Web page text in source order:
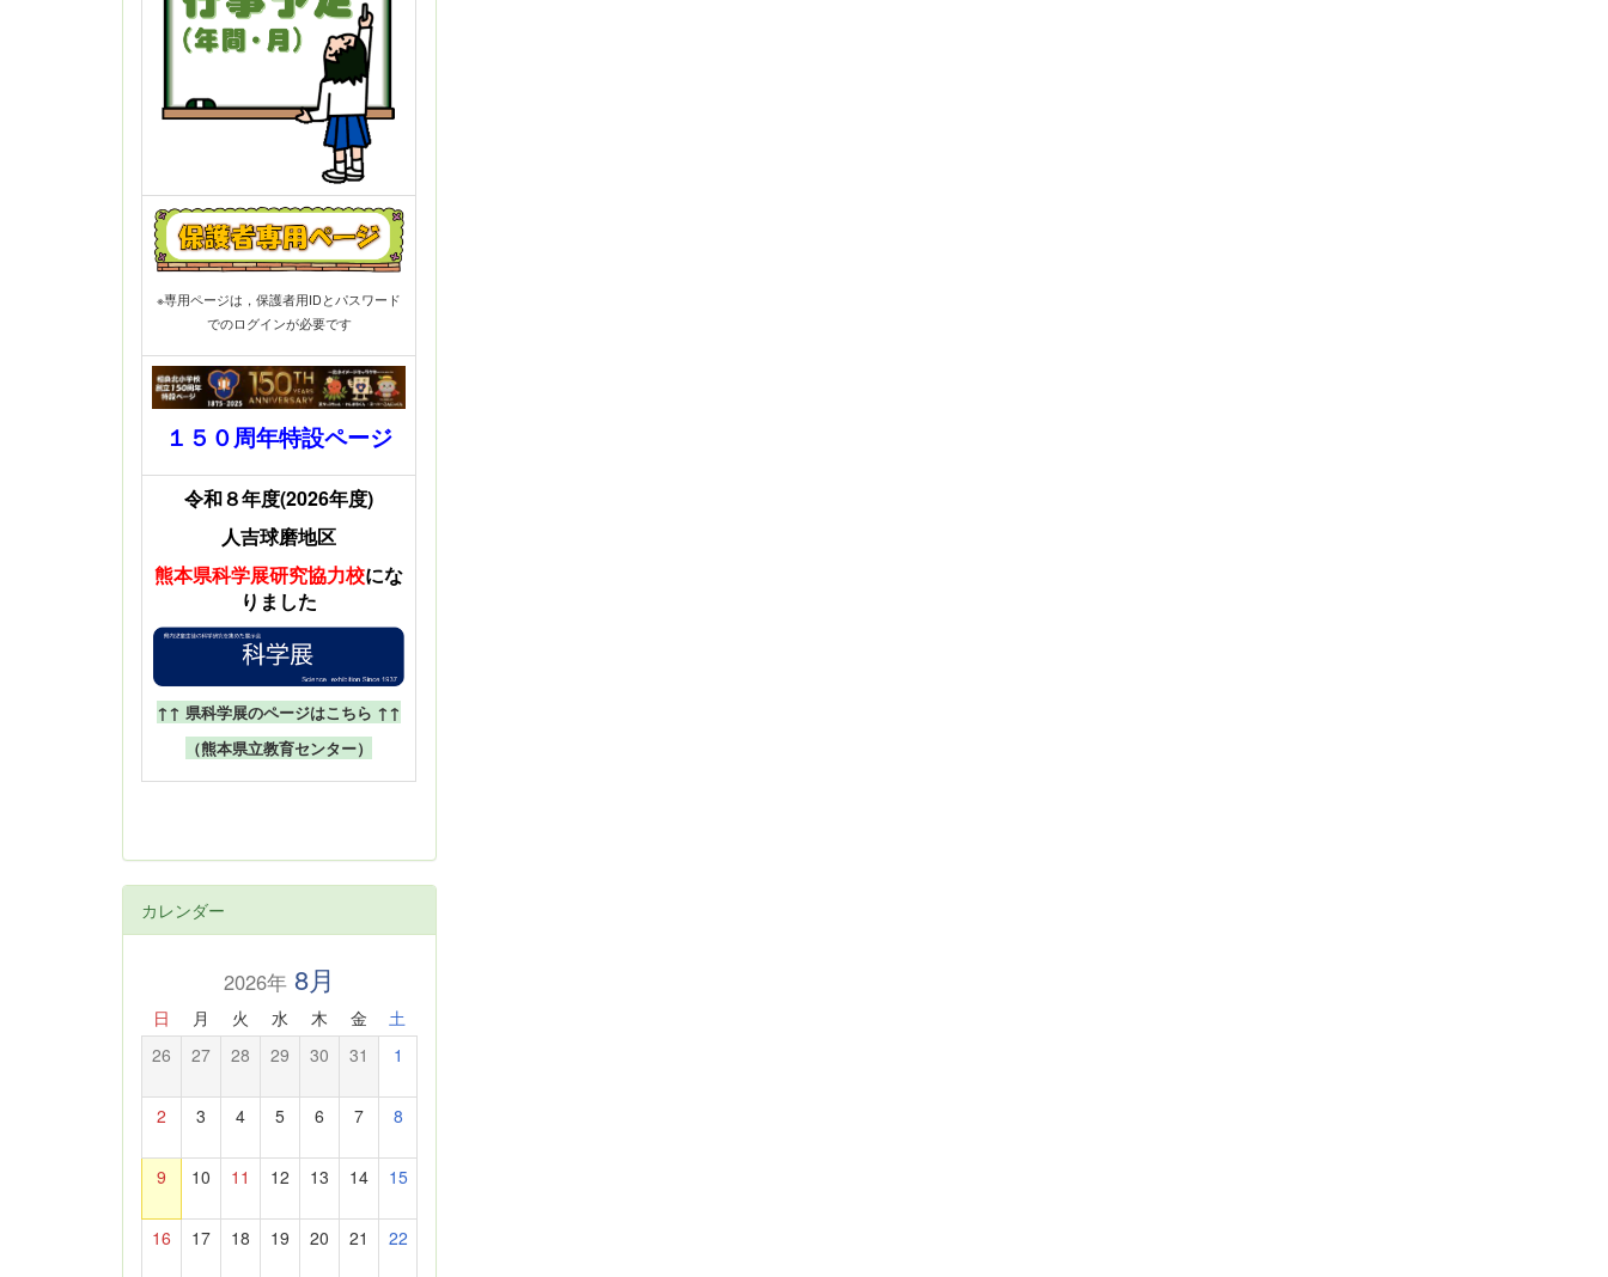
※専用ページは，保護者用IDとパスワード
でのログインが必要です
１５０周年特設ページ
令和８年度(2026年度)
人吉球磨地区
熊本県科学展研究協力校にな
りました
↑↑ 県科学展のページはこちら ↑↑
（熊本県立教育センター）
カレンダー
2026年8月
日 月 火 水 木 金 土
26 27 28 29 30 31 1
2 3 4 5 6 7 8
9 10 11 12 13 14 15
16 17 18 19 20 21 22